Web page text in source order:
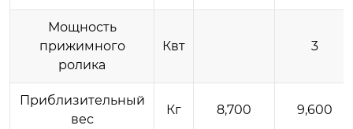
Мощность
прижимного
ролика
Квт 3
Приблизительный
вес
Кг 8,700 9,600